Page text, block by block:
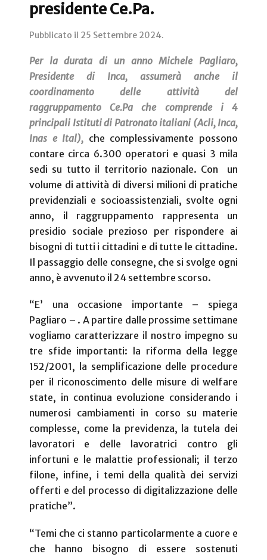
presidente Ce.Pa.
Pubblicato il 25 Settembre 2024.
Per la durata di un anno Michele Pagliaro,
Presidente di Inca, assumerà anche il
coordinamento delle attività del
raggruppamento Ce.Pa che comprende i 4
principali Istituti di Patronato italiani (Acli, Inca,
Inas e Ital), che complessivamente possono
contare circa 6.300 operatori e quasi 3 mila
sedi su tutto il territorio nazionale. Con
un
volume di attività di diversi milioni di pratiche
previdenziali e socioassistenziali, svolte ogni
anno, il raggruppamento rappresenta un
presidio sociale prezioso per rispondere ai
bisogni di tutti i cittadini e di tutte le cittadine.
Il passaggio delle consegne, che si svolge ogni
anno, è avvenuto il 24 settembre scorso.
“E’ una occasione importante – spiega
Pagliaro – . A partire dalle prossime settimane
vogliamo caratterizzare il nostro impegno su
tre sfide importanti: la riforma della legge
152/2001, la semplificazione delle procedure
per il riconoscimento delle misure di welfare
state, in continua evoluzione considerando i
numerosi cambiamenti in corso su materie
complesse, come la previdenza, la tutela dei
lavoratori e delle lavoratrici contro gli
infortuni e le malattie professionali; il terzo
filone, infine, i temi della qualità dei servizi
offerti e del processo di digitalizzazione delle
pratiche”.
“Temi che ci stanno particolarmente a cuore e
che hanno bisogno di essere sostenuti